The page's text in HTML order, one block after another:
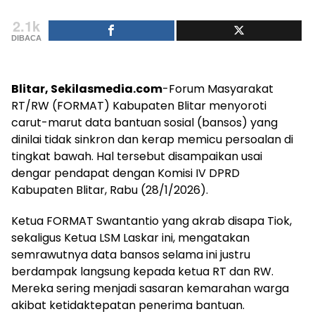
2.1k
DIBACA
Blitar, Sekilasmedia.com-Forum Masyarakat
RT/RW (FORMAT) Kabupaten Blitar menyoroti
carut-marut data bantuan sosial (bansos) yang
dinilai tidak sinkron dan kerap memicu persoalan di
tingkat bawah. Hal tersebut disampaikan usai
dengar pendapat dengan Komisi IV DPRD
Kabupaten Blitar, Rabu (28/1/2026).
Ketua FORMAT Swantantio yang akrab disapa Tiok,
sekaligus Ketua LSM Laskar ini, mengatakan
semrawutnya data bansos selama ini justru
berdampak langsung kepada ketua RT dan RW.
Mereka sering menjadi sasaran kemarahan warga
akibat ketidaktepatan penerima bantuan.